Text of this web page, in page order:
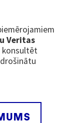
Veritas
konsultēt